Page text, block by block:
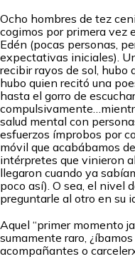
Ocho hombres de tez
cogimos por primera vez
Edén (pocas personas,
expectativas iniciales).
recibir rayos de sol, hubo
hubo quien recitó una
hasta el gorro de
salud mental con
esfuerzos ímprobos por
móvil que acabábamos
intérpretes que vinieron
llegaron cuando ya
poco así). O sea, el nivel
preguntarle al otro en su
Aquel “primer momento
sumamente raro,
acompañantes o